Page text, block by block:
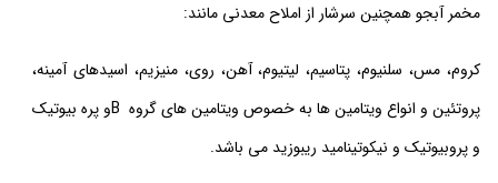
مخمر آبجو همچنین سرشار از املاح معدنی مانند:
کروم، مس، سلنیوم، پتاسیم‌، لیتیوم، آهن، روی، منیزیم، اسیدهای آمینه،
پروتئین و انواع ویتامین ها به خصوص ویتامین های گروه Bو پره بیوتیک
و پروبیوتیک و نیکوتینامید ریبوزید می باشد.